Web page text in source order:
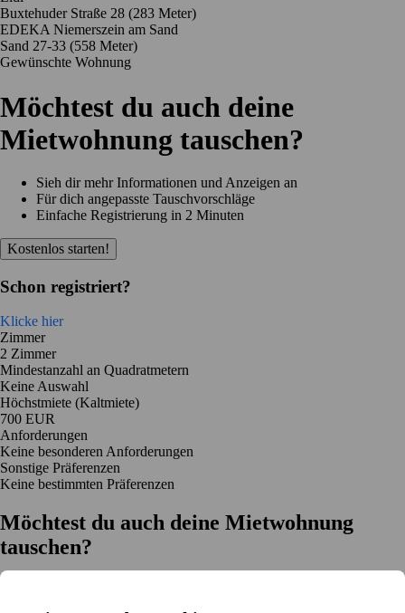
Buxtehuder Straße 28 (283 Meter)
EDEKA Niemerszein am Sand
Sand 27-33 (558 Meter)
Gewünschte Wohnung
Möchtest du auch deine
Mietwohnung tauschen?
Sieh dir mehr Informationen und Anzeigen an
Für dich angepasste Tauschvorschläge
Einfache Registrierung in 2 Minuten
Kostenlos starten!
Schon registriert?
Klicke hier
Zimmer
2 Zimmer
Mindestanzahl an Quadratmetern
Keine Auswahl
Höchstmiete (Kaltmiete)
700 EUR
Anforderungen
Keine besonderen Anforderungen
Sonstige Präferenzen
Keine bestimmten Präferenzen
Möchtest du auch deine Mietwohnung
tauschen?